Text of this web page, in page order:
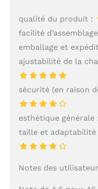
qualité du produit :
facilité
emballage et
ajustabilité de la
sécurité (en raison
esthétique générale
taille et adaptabilité
Notes des